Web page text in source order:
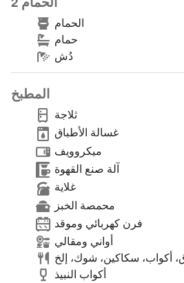
الحمام
حمام
دُش
المطبخ
ثلاجة
غسالة الأطباق
ميكروويف
آلة صنع القهوة
غلاية
محمصة الخبز
فرن كهربائي وموقد
أواني ومقالي
أكواب النبيذ